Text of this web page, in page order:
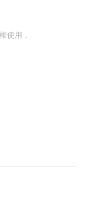
使用，